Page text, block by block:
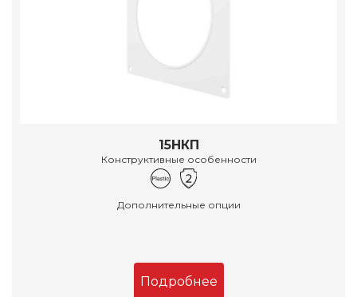
15НКП
Конструктивные особенности
Дополнительные опции
Подробнее